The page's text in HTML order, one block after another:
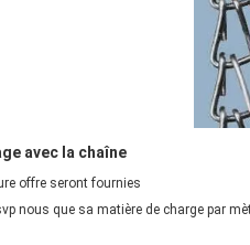
avec la chaîne
offre seront fournies
nous que sa matière de charge par